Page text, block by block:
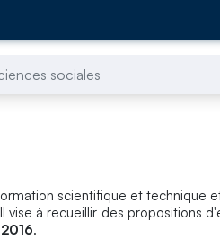
sociales
scientifique et technique
à recueillir des propositions
.